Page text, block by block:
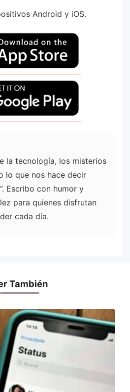
Android y iOS.
la tecnología, los misterios
lo que nos hace decir
Escribo con humor y
para quienes disfrutan
cada día.
También